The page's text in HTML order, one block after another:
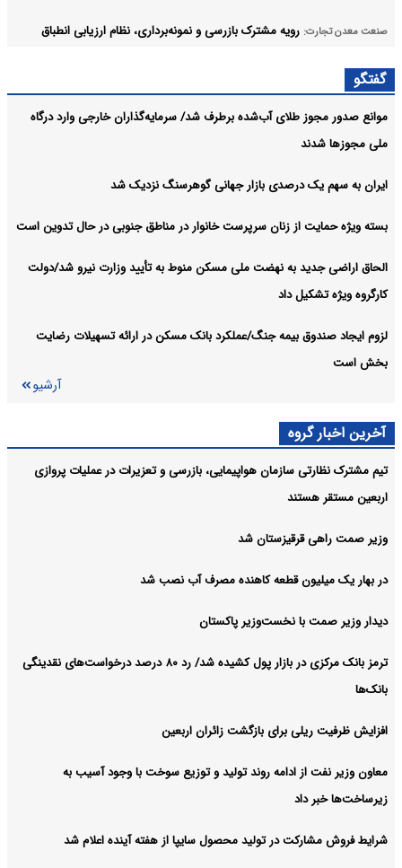
صنعت معدن تجارت: رویه مشترک بازرسی و نمونه‌برداری، نظام ارزیابی انطباق
اقتصادی: تدوین نقشه راه ملی تولید گیاهان دارویی
آرشیو
گفتگو
موانع صدور مجوز طلای آب‌شده برطرف شد/ سرمایه‌گذاران خارجی وارد درگاه
ملی مجوزها شدند
ایران به سهم یک‌ درصدی بازار جهانی گوهرسنگ نزدیک شد
بسته ویژه حمایت از زنان سرپرست خانوار در مناطق جنوبی در حال تدوین است
الحاق اراضی جدید به نهضت ملی مسکن منوط به تأیید وزارت نیرو شد/دولت
کارگروه ویژه تشکیل داد
لزوم ایجاد صندوق بیمه جنگ/عملکرد بانک مسکن در ارائه تسهیلات رضایت
بخش است
آرشیو
آخرین اخبار گروه
تیم مشترک نظارتی سازمان هواپیمایی، بازرسی و تعزیرات در عملیات پروازی
اربعین مستقر هستند
وزیر صمت راهی قرقیزستان شد
در بهار یک میلیون قطعه کاهنده مصرف آب نصب شد
دیدار وزیر صمت با نخست‌وزیر پاکستان
ترمز بانک مرکزی در بازار پول کشیده شد/ رد ۸۰ درصد درخواست‌های نقدینگی
بانک‌ها
افزایش ظرفیت ریلی برای بازگشت زائران اربعین
معاون وزیر نفت از ادامه روند تولید و توزیع سوخت با وجود آسیب به
زیرساخت‌ها خبر داد
شرایط فروش مشارکت در تولید محصول سایپا از هفته آینده اعلام شد